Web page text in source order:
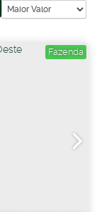
Fazenda